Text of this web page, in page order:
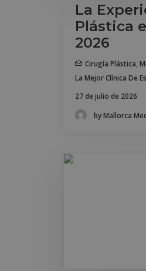
La
Plástica
2026
Cirugía Plástica,
La Mejor Clínica De
27 de julio de 2026
by Mallorca